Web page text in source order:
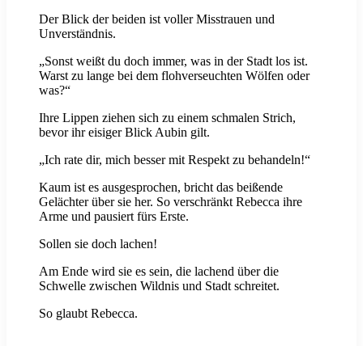
Der Blick der beiden ist voller Misstrauen und
Unverständnis.
„Sonst weißt du doch immer, was in der Stadt los ist.
Warst zu lange bei dem flohverseuchten Wölfen oder
was?“
Ihre Lippen ziehen sich zu einem schmalen Strich,
bevor ihr eisiger Blick Aubin gilt.
„Ich rate dir, mich besser mit Respekt zu behandeln!“
Kaum ist es ausgesprochen, bricht das beißende
Gelächter über sie her. So verschränkt Rebecca ihre
Arme und pausiert fürs Erste.
Sollen sie doch lachen!
Am Ende wird sie es sein, die lachend über die
Schwelle zwischen Wildnis und Stadt schreitet.
So glaubt Rebecca.